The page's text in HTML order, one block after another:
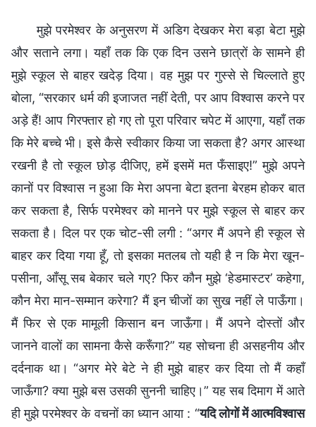
मुझे परमेश्वर के अनुसरण में अडिग देखकर मेरा बड़ा बेटा मुझे
और सताने लगा। यहाँ तक कि एक दिन उसने छात्रों के सामने ही
मुझे स्कूल से बाहर खदेड़ दिया। वह मुझ पर गुस्से से चिल्लाते हुए
बोला, “सरकार धर्म की इजाजत नहीं देती, पर आप विश्वास करने पर
अड़े हैं! आप गिरफ्तार हो गए तो पूरा परिवार चपेट में आएगा, यहाँ तक
कि मेरे बच्चे भी। इसे कैसे स्वीकार किया जा सकता है? अगर आस्था
रखनी है तो स्कूल छोड़ दीजिए, हमें इसमें मत फँसाइए!” मुझे अपने
कानों पर विश्वास न हुआ कि मेरा अपना बेटा इतना बेरहम होकर बात
कर सकता है, सिर्फ परमेश्वर को मानने पर मुझे स्कूल से बाहर कर
सकता है। दिल पर एक चोट-सी लगी : “अगर मैं अपने ही स्कूल से
बाहर कर दिया गया हूँ, तो इसका मतलब तो यही है न कि मेरा खून-
पसीना, आँसू सब बेकार चले गए? फिर कौन मुझे ‘हेडमास्टर’ कहेगा,
कौन मेरा मान-सम्मान करेगा? मैं इन चीजों का सुख नहीं ले पाऊँगा।
मैं फिर से एक मामूली किसान बन जाऊँगा। मैं अपने दोस्तों और
जानने वालों का सामना कैसे करूँगा?” यह सोचना ही असहनीय और
दर्दनाक था। “अगर मेरे बेटे ने ही मुझे बाहर कर दिया तो मैं कहाँ
जाऊँगा? क्या मुझे बस उसकी सुननी चाहिए।” यह सब दिमाग में आते
ही मुझे परमेश्वर के वचनों का ध्यान आया : “यदि लोगों में आत्मविश्वास